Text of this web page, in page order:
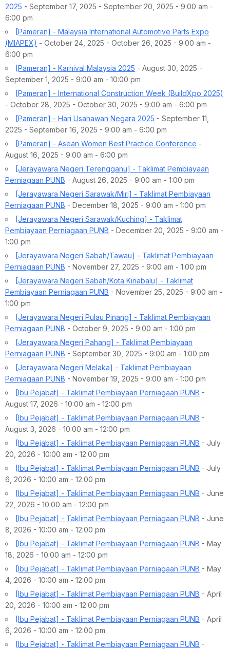
2025 - September 17, 2025 - September 20, 2025 - 9:00 am -
6:00 pm
[Pameran] - Malaysia International Automotive Parts Expo
(MIAPEX) - October 24, 2025 - October 26, 2025 - 9:00 am -
6:00 pm
[Pameran] - Karnival Malaysia 2025 - August 30, 2025 -
September 1, 2025 - 9:00 am - 10:00 pm
[Pameran] - International Construction Week (BuildXpo 2025)
- October 28, 2025 - October 30, 2025 - 9:00 am - 6:00 pm
[Pameran] - Hari Usahawan Negara 2025 - September 11,
2025 - September 16, 2025 - 9:00 am - 6:00 pm
[Pameran] - Asean Women Best Practice Conference -
August 16, 2025 - 9:00 am - 6:00 pm
[Jerayawara Negeri Terengganu] - Taklimat Pembiayaan
Perniagaan PUNB - August 26, 2025 - 9:00 am - 1:00 pm
[Jerayawara Negeri Sarawak/Miri] - Taklimat Pembiayaan
Perniagaan PUNB - December 18, 2025 - 9:00 am - 1:00 pm
[Jerayawara Negeri Sarawak/Kuching] - Taklimat
Pembiayaan Perniagaan PUNB - December 20, 2025 - 9:00 am -
1:00 pm
[Jerayawara Negeri Sabah/Tawau] - Taklimat Pembiayaan
Perniagaan PUNB - November 27, 2025 - 9:00 am - 1:00 pm
[Jerayawara Negeri Sabah/Kota Kinabalu] - Taklimat
Pembiayaan Perniagaan PUNB - November 25, 2025 - 9:00 am -
1:00 pm
[Jerayawara Negeri Pulau Pinang] - Taklimat Pembiayaan
Perniagaan PUNB - October 9, 2025 - 9:00 am - 1:00 pm
[Jerayawara Negeri Pahang] - Taklimat Pembiayaan
Perniagaan PUNB - September 30, 2025 - 9:00 am - 1:00 pm
[Jerayawara Negeri Melaka] - Taklimat Pembiayaan
Perniagaan PUNB - November 19, 2025 - 9:00 am - 1:00 pm
[Ibu Pejabat] - Taklimat Pembiayaan Perniagaan PUNB -
August 17, 2026 - 10:00 am - 12:00 pm
[Ibu Pejabat] - Taklimat Pembiayaan Perniagaan PUNB -
August 3, 2026 - 10:00 am - 12:00 pm
[Ibu Pejabat] - Taklimat Pembiayaan Perniagaan PUNB - July
20, 2026 - 10:00 am - 12:00 pm
[Ibu Pejabat] - Taklimat Pembiayaan Perniagaan PUNB - July
6, 2026 - 10:00 am - 12:00 pm
[Ibu Pejabat] - Taklimat Pembiayaan Perniagaan PUNB - June
22, 2026 - 10:00 am - 12:00 pm
[Ibu Pejabat] - Taklimat Pembiayaan Perniagaan PUNB - June
8, 2026 - 10:00 am - 12:00 pm
[Ibu Pejabat] - Taklimat Pembiayaan Perniagaan PUNB - May
18, 2026 - 10:00 am - 12:00 pm
[Ibu Pejabat] - Taklimat Pembiayaan Perniagaan PUNB - May
4, 2026 - 10:00 am - 12:00 pm
[Ibu Pejabat] - Taklimat Pembiayaan Perniagaan PUNB - April
20, 2026 - 10:00 am - 12:00 pm
[Ibu Pejabat] - Taklimat Pembiayaan Perniagaan PUNB - April
6, 2026 - 10:00 am - 12:00 pm
[Ibu Pejabat] - Taklimat Pembiayaan Perniagaan PUNB -